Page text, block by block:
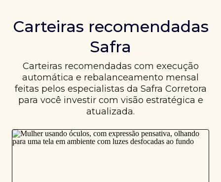
Carteiras recomendadas
Safra
Carteiras recomendadas com execução
automática e rebalanceamento mensal
feitas pelos especialistas da Safra Corretora
para você investir com visão estratégica e
atualizada.